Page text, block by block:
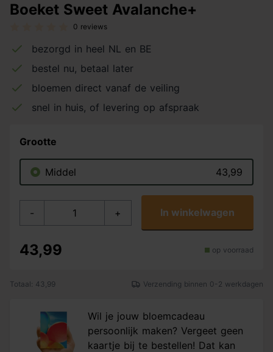
Boeket Sweet Avalanche+
0 reviews
bezorgd in heel NL en BE
bestel nu, betaal later
bloemen direct vanaf de veiling
snel in huis, of levering op afspraak
Grootte
Middel 43,99
- + In winkelwagen
43,99 op voorraad
Totaal: 43,99 Verzending binnen 0-2 werkdagen
Wil je jouw bloemcadeau
persoonlijk maken? Vergeet geen
kaartje bij te bestellen! Dat kan